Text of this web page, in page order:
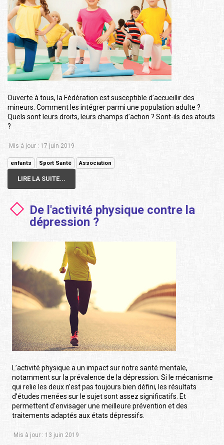
Ouverte à tous, la Fédération est susceptible d’accueillir des
mineurs. Comment les intégrer parmi une population adulte ?
Quels sont leurs droits, leurs champs d’action ? Sont-ils des atouts
?
Mis à jour : 17 juin 2019
enfants Sport Santé Association
LIRE LA SUITE...
De l'activité physique contre la
dépression ?
L’activité physique a un impact sur notre santé mentale,
notamment sur la prévalence de la dépression. Si le mécanisme
qui relie les deux n’est pas toujours bien défini, les résultats
d’études menées sur le sujet sont assez significatifs. Et
permettent d’envisager une meilleure prévention et des
traitements adaptés aux états dépressifs.
Mis à jour : 13 juin 2019